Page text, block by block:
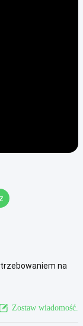
na
Zostaw wiadomość.